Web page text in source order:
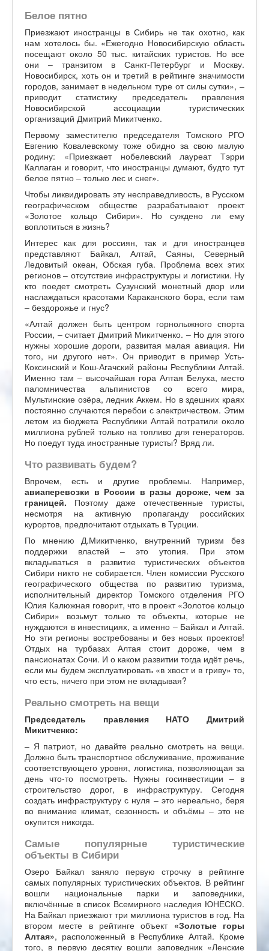
Белое пятно
Приезжают иностранцы в Сибирь не так охотно, как
нам хотелось бы. «Ежегодно Новосибирскую область
посещают около 50 тыс. китайских туристов. Но все
они – транзитом в Санкт-Петербург и Москву.
Новосибирск, хоть он и третий в рейтинге значимости
городов, занимает в недельном туре от силы сутки», –
приводит статистику председатель правления
Новосибирской ассоциации туристических
организаций Дмитрий Микитченко.
Первому заместителю председателя Томского РГО
Евгению Ковалевскому тоже обидно за свою малую
родину: «Приезжает нобелевский лауреат Тэрри
Каллаган и говорит, что иностранцы думают, будто тут
белое пятно – только лес и снег».
Чтобы ликвидировать эту несправедливость, в Русском
географическом обществе разрабатывают проект
«Золотое кольцо Сибири». Но суждено ли ему
воплотиться в жизнь?
Интерес как для россиян, так и для иностранцев
представляют Байкал, Алтай, Саяны, Северный
Ледовитый океан, Обская губа. Проблема всех этих
регионов – отсутствие инфраструктуры и логистики. Ну
кто поедет смотреть Сузунский монетный двор или
наслаждаться красотами Караканского бора, если там
– бездорожье и гнус?
«Алтай должен быть центром горнолыжного спорта
России, – считает Дмитрий Микитченко. – Но для этого
нужны хорошие дороги, развитая малая авиация. Ни
того, ни другого нет». Он приводит в пример Усть-
Коксинский и Кош-Агачский районы Республики Алтай.
Именно там – высочайшая гора Алтая Белуха, место
паломничества альпинистов со всего мира,
Мультинские озёра, ледник Аккем. Но в здешних краях
постоянно случаются перебои с электричеством. Этим
летом из бюджета Республики Алтай потратили около
миллиона рублей только на топливо для генераторов.
Но поедут туда иностранные туристы? Вряд ли.
Что развивать будем?
Впрочем, есть и другие проблемы. Например,
авиаперевозки в России в разы дороже, чем за
границей. Поэтому даже отечественные туристы,
несмотря на активную пропаганду российских
курортов, предпочитают отдыхать в Турции.
По мнению Д.Микитченко, внутренний туризм без
поддержки властей – это утопия. При этом
вкладываться в развитие туристических объектов
Сибири никто не собирается. Член комиссии Русского
географического общества по развитию туризма,
исполнительный директор Томского отделения РГО
Юлия Калюжная говорит, что в проект «Золотое кольцо
Сибири» возьмут только те объекты, которые не
нуждаются в инвестициях, а именно – Байкал и Алтай.
Но эти регионы востребованы и без новых проектов!
Отдых на турбазах Алтая стоит дороже, чем в
пансионатах Сочи. И о каком развитии тогда идёт речь,
если мы будем эксплуатировать «в хвост и в гриву» то,
что есть, ничего при этом не вкладывая?
Реально смотреть на вещи
Председатель правления НАТО Дмитрий
Микитченко:
– Я патриот, но давайте реально смотреть на вещи.
Должно быть транспортное обслуживание, проживание
соответствующего уровня, логистика, позволяющая за
день что-то посмотреть. Нужны госинвестиции – в
строительство дорог, в инфраструктуру. Сегодня
создать инфраструктуру с нуля – это нереально, беря
во внимание климат, сезонность и объёмы – это не
окупится никогда.
Самые популярные туристические
объекты в Сибири
Озеро Байкал заняло первую строчку в рейтинге
самых популярных туристических объектов. В рейтинг
вошли национальные парки и заповедники,
включённые в список Всемирного наследия ЮНЕСКО.
На Байкал приезжают три миллиона туристов в год. На
втором месте в рейтинге объект «Золотые горы
Алтая», расположенный в Республике Алтай. Кроме
того, в первую десятку вошли заповедник «Ленские